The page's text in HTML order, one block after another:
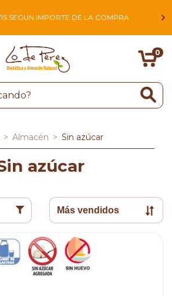
SEGUN IMPORTE DE LA COMPRA
0
> Almacén > Sin azúcar
azúcar